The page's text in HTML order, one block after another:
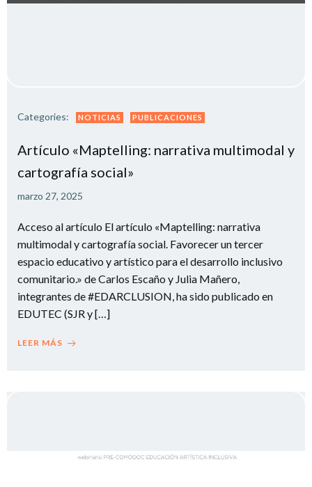
Categories: NOTICIAS PUBLICACIONES
Artículo «Maptelling: narrativa multimodal y
cartografía social»
marzo 27, 2025
Acceso al artículo El artículo «Maptelling: narrativa
multimodal y cartografía social. Favorecer un tercer
espacio educativo y artístico para el desarrollo inclusivo
comunitario.» de Carlos Escaño y Julia Mañero,
integrantes de #EDARCLUSION, ha sido publicado en
EDUTEC (SJR y […]
LEER MÁS